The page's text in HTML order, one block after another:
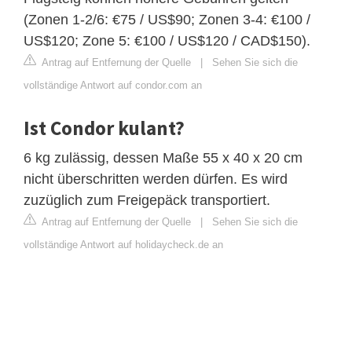
(Zonen 1-2/6: €75 / US$90; Zonen 3-4: €100 /
US$120; Zone 5: €100 / US$120 / CAD$150).
Antrag auf Entfernung der Quelle | Sehen Sie sich die
vollständige Antwort auf condor.com an
Ist Condor kulant?
6 kg zulässig, dessen Maße 55 x 40 x 20 cm
nicht überschritten werden dürfen. Es wird
zuzüglich zum Freigepäck transportiert.
Antrag auf Entfernung der Quelle | Sehen Sie sich die
vollständige Antwort auf holidaycheck.de an